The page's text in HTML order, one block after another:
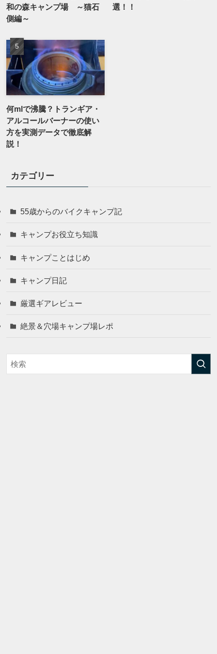
和の森キャンプ場 ～猫石
側編～
選！！
何mlで沸騰？トランギア・
アルコールバーナーの使い
方を実測データで徹底解
説！
カテゴリー
55歳からのバイクキャンプ記
キャンプお役立ち知識
キャンプことはじめ
キャンプ日記
厳選ギアレビュー
絶景＆穴場キャンプ場レポ